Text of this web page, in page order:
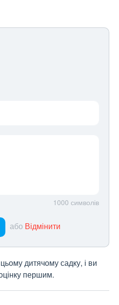
1000 символів
або Відмінити
дитячому садку, і ви
першим.